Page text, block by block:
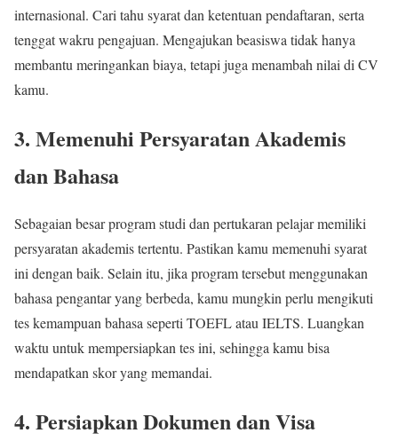
internasional. Cari tahu syarat dan ketentuan pendaftaran, serta
tenggat wakru pengajuan. Mengajukan beasiswa tidak hanya
membantu meringankan biaya, tetapi juga menambah nilai di CV
kamu.
3. Memenuhi Persyaratan Akademis
dan Bahasa
Sebagaian besar program studi dan pertukaran pelajar memiliki
persyaratan akademis tertentu. Pastikan kamu memenuhi syarat
ini dengan baik. Selain itu, jika program tersebut menggunakan
bahasa pengantar yang berbeda, kamu mungkin perlu mengikuti
tes kemampuan bahasa seperti TOEFL atau IELTS. Luangkan
waktu untuk mempersiapkan tes ini, sehingga kamu bisa
mendapatkan skor yang memandai.
4. Persiapkan Dokumen dan Visa